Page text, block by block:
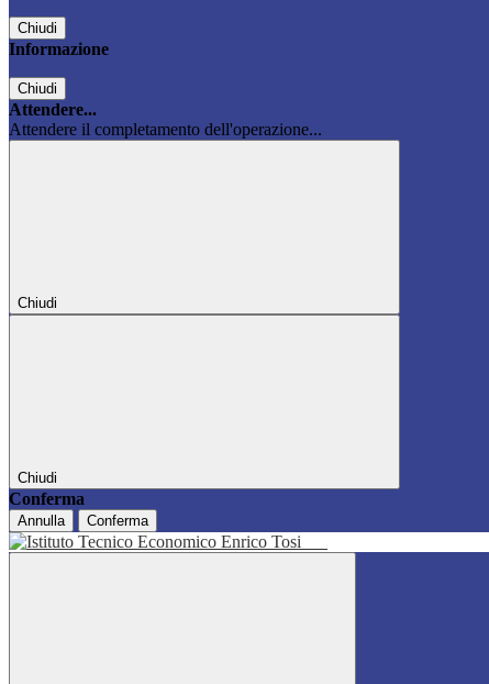
Chiudi
Informazione
Chiudi
Attendere...
Attendere il completamento dell'operazione...
Chiudi
Chiudi
Conferma
Annulla Conferma